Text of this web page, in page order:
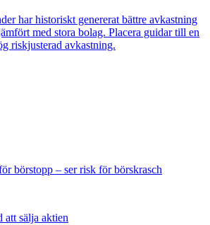
har historiskt genererat bättre avkastning
med stora bolag. Placera guidar till en
riskjusterad avkastning.
börstopp – ser risk för börskrasch
att sälja aktien